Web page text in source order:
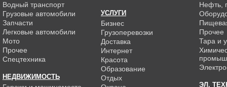
Водный транспорт
Грузовые автомобили
Запчасти
Легковые автомобили
Мото
Прочее
Спецтехника
НЕДВИЖИМОСТЬ
УСЛУГИ
Бизнес
Грузоперевозки
Доставка
Интернет
Красота
Образование
Отдых
Нефть,
Прочее
Тара и
ЭЛ.